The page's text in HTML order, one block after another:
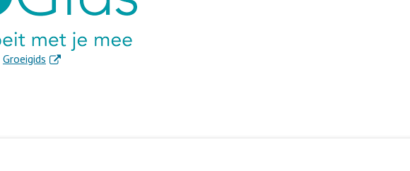
Groeigids . Externe link